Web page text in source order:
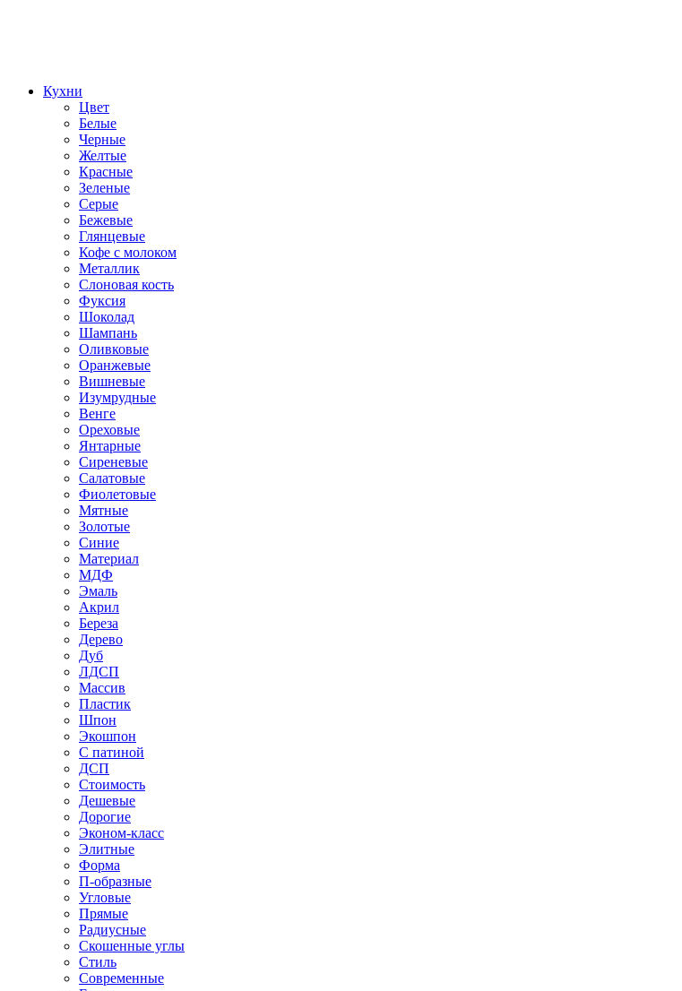
Кухни
Цвет
Белые
Черные
Желтые
Красные
Зеленые
Серые
Бежевые
Глянцевые
Кофе с молоком
Металлик
Слоновая кость
Фуксия
Шоколад
Шампань
Оливковые
Оранжевые
Вишневые
Изумрудные
Венге
Ореховые
Янтарные
Сиреневые
Салатовые
Фиолетовые
Мятные
Золотые
Синие
Материал
МДФ
Эмаль
Акрил
Береза
Дерево
Дуб
ЛДСП
Массив
Пластик
Шпон
Экошпон
С патиной
ДСП
Стоимость
Дешевые
Дорогие
Эконом-класс
Элитные
Форма
П-образные
Угловые
Прямые
Радиусные
Скошенные углы
Стиль
Современные